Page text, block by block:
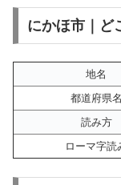
にかほ市｜ど
地名
都道府県名
読み方
ローマ字読